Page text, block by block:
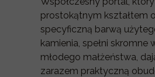
prostokątnym kształtem
specyficzną barwą
kamienia, spełni skromne
młodego małżeństwa,
zarazem praktyczną